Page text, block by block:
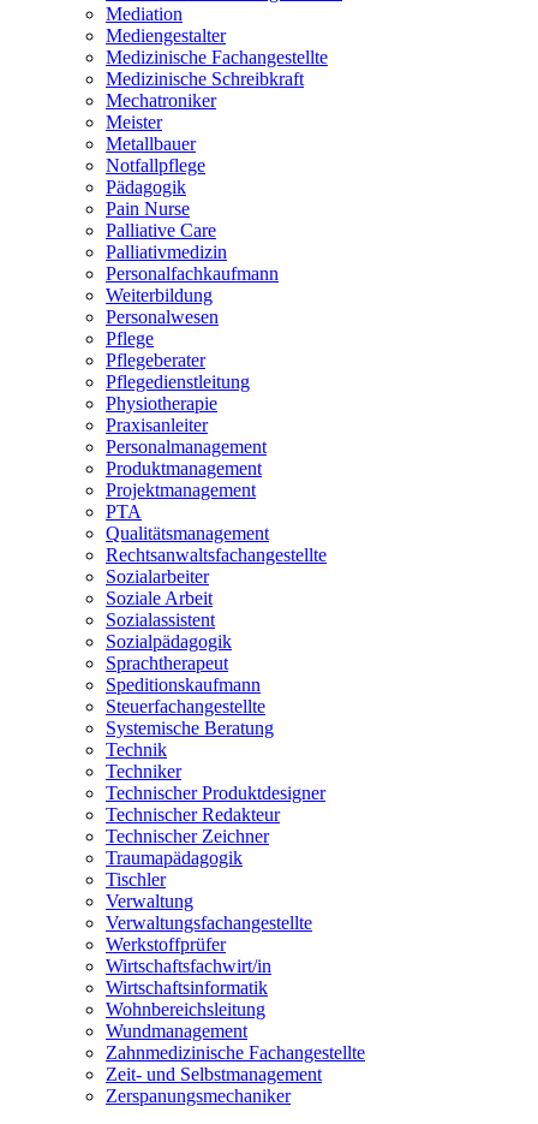
Mediation
Mediengestalter
Medizinische Fachangestellte
Medizinische Schreibkraft
Mechatroniker
Meister
Metallbauer
Notfallpflege
Pädagogik
Pain Nurse
Palliative Care
Palliativmedizin
Personalfachkaufmann
Weiterbildung
Personalwesen
Pflege
Pflegeberater
Pflegedienstleitung
Physiotherapie
Praxisanleiter
Personalmanagement
Produktmanagement
Projektmanagement
PTA
Qualitätsmanagement
Rechtsanwaltsfachangestellte
Sozialarbeiter
Soziale Arbeit
Sozialassistent
Sozialpädagogik
Sprachtherapeut
Speditionskaufmann
Steuerfachangestellte
Systemische Beratung
Technik
Techniker
Technischer Produktdesigner
Technischer Redakteur
Technischer Zeichner
Traumapädagogik
Tischler
Verwaltung
Verwaltungsfachangestellte
Werkstoffprüfer
Wirtschaftsfachwirt/in
Wirtschaftsinformatik
Wohnbereichsleitung
Wundmanagement
Zahnmedizinische Fachangestellte
Zeit- und Selbstmanagement
Zerspanungsmechaniker